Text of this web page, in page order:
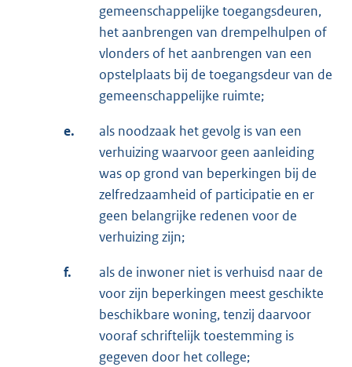
gemeenschappelijke toegangsdeuren,
het aanbrengen van drempelhulpen of
vlonders of het aanbrengen van een
opstelplaats bij de toegangsdeur van de
gemeenschappelijke ruimte;
e.
als noodzaak het gevolg is van een
verhuizing waarvoor geen aanleiding
was op grond van beperkingen bij de
zelfredzaamheid of participatie en er
geen belangrijke redenen voor de
verhuizing zijn;
f.
als de inwoner niet is verhuisd naar de
voor zijn beperkingen meest geschikte
beschikbare woning, tenzij daarvoor
vooraf schriftelijk toestemming is
gegeven door het college;